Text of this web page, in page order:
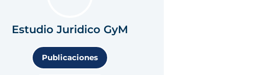
Estudio Juridico GyM
Publicaciones